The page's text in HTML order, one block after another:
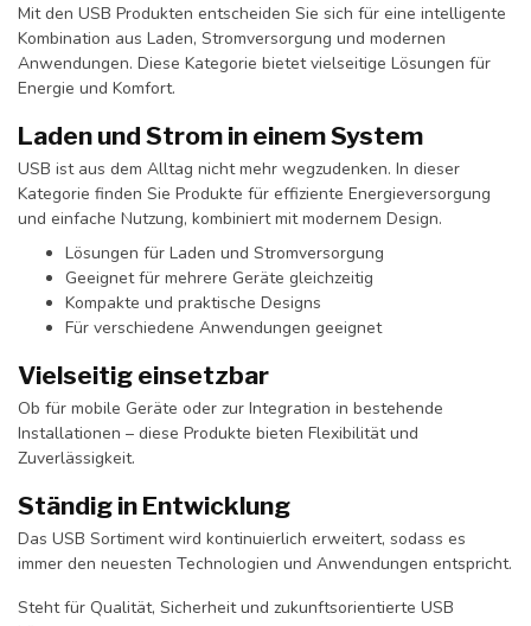
Mit den USB Produkten entscheiden Sie sich für eine intelligente
Kombination aus Laden, Stromversorgung und modernen
Anwendungen. Diese Kategorie bietet vielseitige Lösungen für
Energie und Komfort.
Laden und Strom in einem System
USB ist aus dem Alltag nicht mehr wegzudenken. In dieser
Kategorie finden Sie Produkte für effiziente Energieversorgung
und einfache Nutzung, kombiniert mit modernem Design.
Lösungen für Laden und Stromversorgung
Geeignet für mehrere Geräte gleichzeitig
Kompakte und praktische Designs
Für verschiedene Anwendungen geeignet
Vielseitig einsetzbar
Ob für mobile Geräte oder zur Integration in bestehende
Installationen – diese Produkte bieten Flexibilität und
Zuverlässigkeit.
Ständig in Entwicklung
Das USB Sortiment wird kontinuierlich erweitert, sodass es
immer den neuesten Technologien und Anwendungen entspricht.
Steht für Qualität, Sicherheit und zukunftsorientierte USB